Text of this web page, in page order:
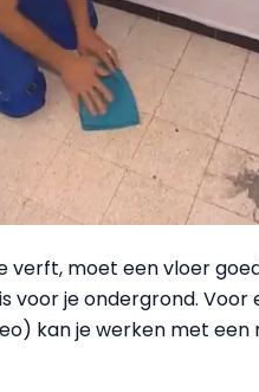
verft, moet een vloer
voor je ondergrond. Voor
kan je werken met een